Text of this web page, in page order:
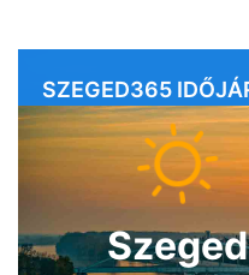
SZEGED365
Szeged